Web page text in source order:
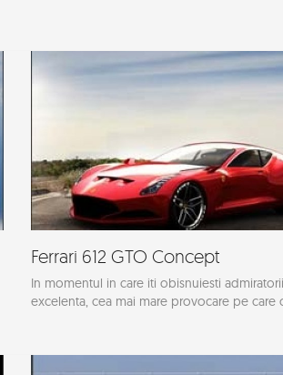
Ferrari 612 GTO Concept
In momentul in care iti obisnuiesti
excelenta, cea mai mare provocare pe care